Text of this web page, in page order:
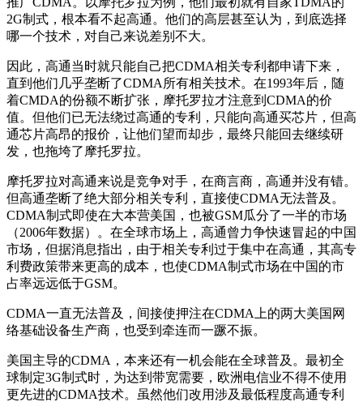
2G制式，根本看不起高通。他们的高层甚至认为，到底选择
哪一个技术，对自己来说差别不大。
因此，高通当时就只能自己把CDMA相关专利都申请下来，
直到他们几乎垄断了CDMA所有相关技术。在1993年后，随
着CMDA的份额不断扩张，摩托罗拉才注意到CDMA的价
值。但他们已无法绕过高通的专利，只能向高通买芯片，但高
通芯片高昂的报价，让他们望而却步，最终只能回去继续研
发，也拖垮了摩托罗拉。
摩托罗拉对高通来说是竞争对手，在商言商，高通并没有错。
但高通垄断了绝大部分相关专利，直接使CDMA无法普及。
CDMA制式即使在大本营美国，也被GSM瓜分了一半的市场
（2006年数据）。在全球市场上，高通曾力争快速冒起的中国
市场，但据消息指出，由于相关专利过于集中在高通，其高专
利费政策带来更高的成本，也使CDMA制式市场在中国的市
占率远远低于GSM。
CDMA一直无法普及，间接使押注在CDMA上的两大美国网
络基础设备生产商，也受到牵连而一蹶不振。
美国主导的CDMA，本来还有一机会能在全球普及。最初全
球制定3G制式时，为达到带宽需要，欧洲电信业不得不使用
更先进的CDMA技术。虽然他们改用涉及最低程度高通专利